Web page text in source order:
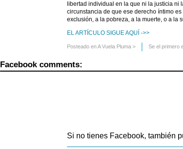
libertad individual en la que ni la justicia ni
circunstancia de que ese derecho íntimo
exclusión, a la pobreza, a la muerte, o a la
EL ARTÍCULO SIGUE AQUÍ ->>
Posteado enA Vuela Pluma > Se el primero
Facebook comments:
Si no tienes Facebook, también